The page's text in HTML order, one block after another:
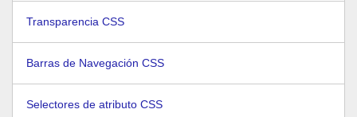
Transparencia CSS
Barras de Navegación CSS
Selectores de atributo CSS